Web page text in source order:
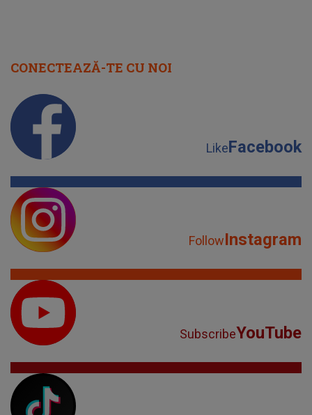
CONECTEAZĂ-TE CU NOI
LikeFacebook
FollowInstagram
SubscribeYouTube